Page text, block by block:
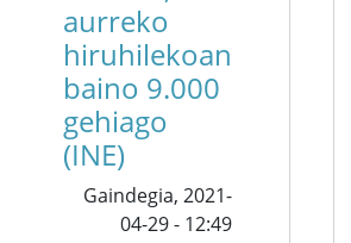
aurreko
hiruhilekoan
baino 9.000
gehiago
(INE)
Gaindegia, 2021-
04-29 - 12:49